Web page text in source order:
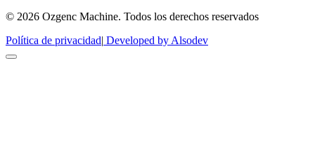
© 2026 Ozgenc Machine. Todos los derechos reservados
Política de privacidad| Developed by Alsodev